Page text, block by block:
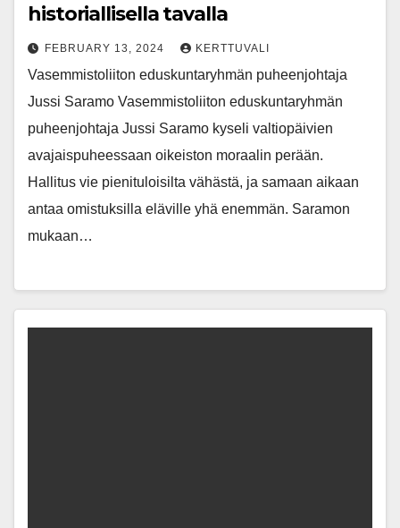
historiallisella tavalla
FEBRUARY 13, 2024 KERTTUVALI
Vasemmistoliiton eduskuntaryhmän puheenjohtaja
Jussi Saramo Vasemmistoliiton eduskuntaryhmän
puheenjohtaja Jussi Saramo kyseli valtiopäivien
avajaispuheessaan oikeiston moraalin perään.
Hallitus vie pienituloisilta vähästä, ja samaan aikaan
antaa omistuksilla eläville yhä enemmän. Saramon
mukaan…